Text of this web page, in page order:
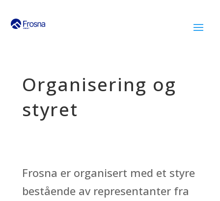
Organisering og
styret
Frosna er organisert med et styre
bestående av representanter fra